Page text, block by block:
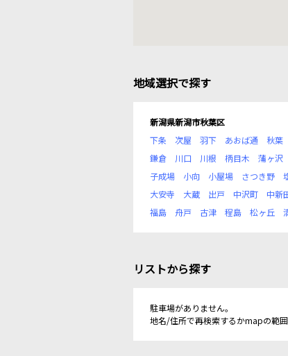
地域選択で探す
新潟県新潟市秋葉区
下条
次屋 羽下 あおば通 秋葉
鎌倉
川口 川根 柄目木 蒲ヶ沢
子成場
小向 小屋場 さつき野
大安寺
大蔵 出戸 中沢町 中新
福島
舟戸 古津 程島 松ヶ丘
リストから探す
駐車場がありません。
地名/住所で再検索するかmapの範囲